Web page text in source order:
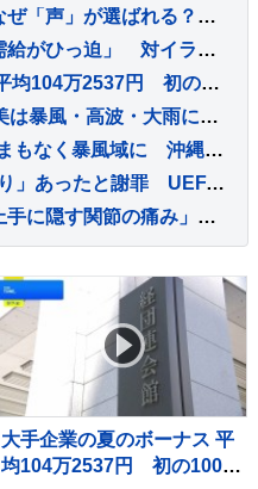
紙の出版物が減る一方、なぜ「声」が選ばれる？ VTuberとラジオの共通点
トランプ大統領「一部は需給がひっ迫」 対イラン軍事作戦での弾薬不足の指摘で
大手企業の夏のボーナス 平均104万2537円 初の100万円超で“過去最高”に
台風13号接近 沖縄や奄美は暴風・高波・大雨に警戒 線状降水帯発生のおそれも 全国的に厳しい暑さ
台風13号 沖縄・那覇市がまもなく暴風域に 沖縄本島ではバス・モノレールが終日運休、商業施設の休業も【現地から報告】
FIFA 子会社設立計画「誤り」あったと謝罪 UEFAはW杯ボイコット方針継続「何も変わっていない」
気づいてあげて！「猫が上手に隠す関節の痛み」 6歳以上の猫の60％が関節炎を罹患 オーストラリア
大手企業の夏のボーナス 平
均104万2537円 初の100万